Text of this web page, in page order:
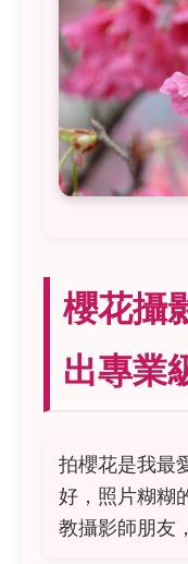
櫻花攝
出專業
拍櫻花是我最
好，照片糊糊
教攝影師朋友